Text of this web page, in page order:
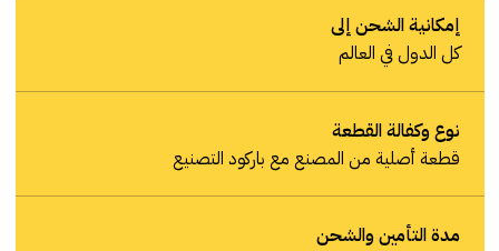
إمكانية الشحن إلى
كل الدول في العالم
نوع وكفالة القطعة
قطعة أصلية من المصنع مع باركود التصنيع
مدة التأمين والشحن